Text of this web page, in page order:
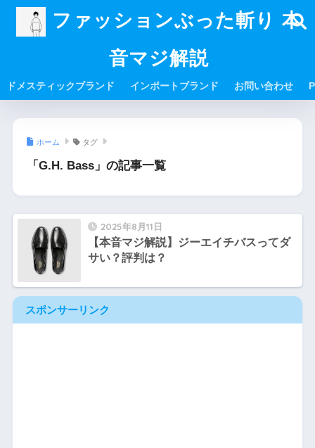
ファッションぶった斬り 本
音マジ解説
ドメスティックブランド インポートブランド お問い合わせ
ホーム タグ
「G.H. Bass」の記事一覧
2025年8月11日
【本音マジ解説】ジーエイチバスってダ
サい？評判は？
スポンサーリンク